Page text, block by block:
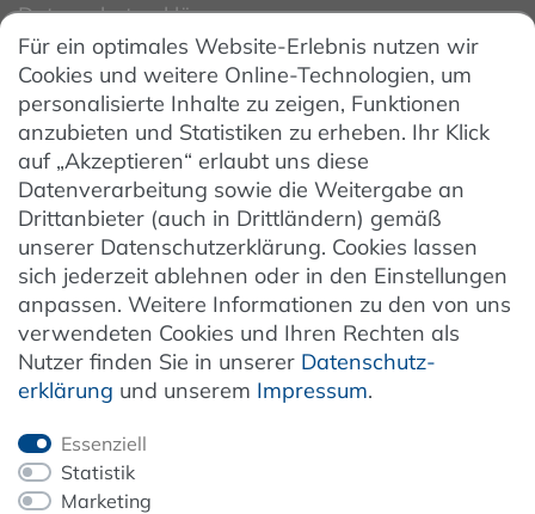
Datenschutzerklärung
Datenschutzeinstellungen
AGB
Barrierefreiheit
Hinweise zur Batterieentsorgung
Entsorgung von Elektro-Altgeräten
Vertrag widerrufen
Newsletter
Jetzt anmelden
Für ein optimales Website-Erlebnis nutzen wir
Cookies und weitere Online-Technologien, um
personalisierte Inhalte zu zeigen, Funktionen
anzubieten und Statistiken zu erheben. Ihr Klick
auf „Akzeptieren“ erlaubt uns diese
Datenverarbeitung sowie die Weitergabe an
Drittanbieter (auch in Drittländern) gemäß
unserer Datenschutzerklärung. Cookies lassen
sich jederzeit ablehnen oder in den Einstellungen
anpassen. Weitere Informationen zu den von uns
verwendeten Cookies und Ihren Rechten als
Nutzer finden Sie in unserer Daten­schutz­
erklärung und unserem Impressum.
Essenziell
Statistik
Marketing